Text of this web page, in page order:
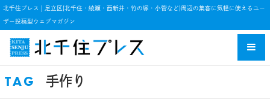
北千住プレス | 足立区(北千住・綾瀬・西新井・竹の塚・小菅など)周辺の集客に気軽に使えるユー
ザー投稿型ウェブマガジン
TAG 手作り